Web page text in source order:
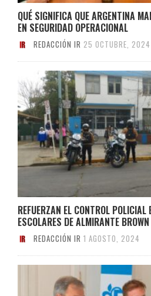
QUÉ SIGNIFICA QUE ARGENTINA
EN SEGURIDAD OPERACIONAL
REDACCIÓN IR 25 OCTUBRE, 2024
REFUERZAN EL CONTROL POLICIAL
ESCOLARES DE ALMIRANTE BROWN
REDACCIÓN IR 1 AGOSTO, 2024